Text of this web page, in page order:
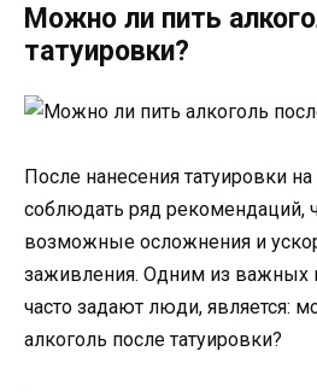
Можно ли пить
татуировки?
После нанесения татуировки
соблюдать ряд рекомендаций,
возможные осложнения и
заживления. Одним из важных
часто задают люди, является:
алкоголь после татуировки?